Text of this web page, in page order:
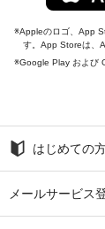
Appleのロゴ、App
す。App Storeは、
Google Play および
はじめての
メールサービス